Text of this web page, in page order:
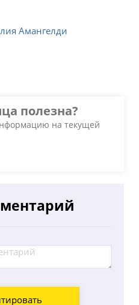
Aмангелди
полезна?
на текущей